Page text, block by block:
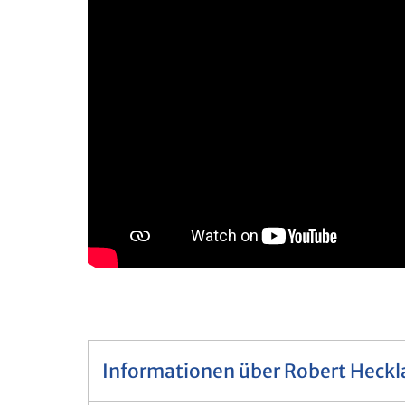
Informationen über Robert